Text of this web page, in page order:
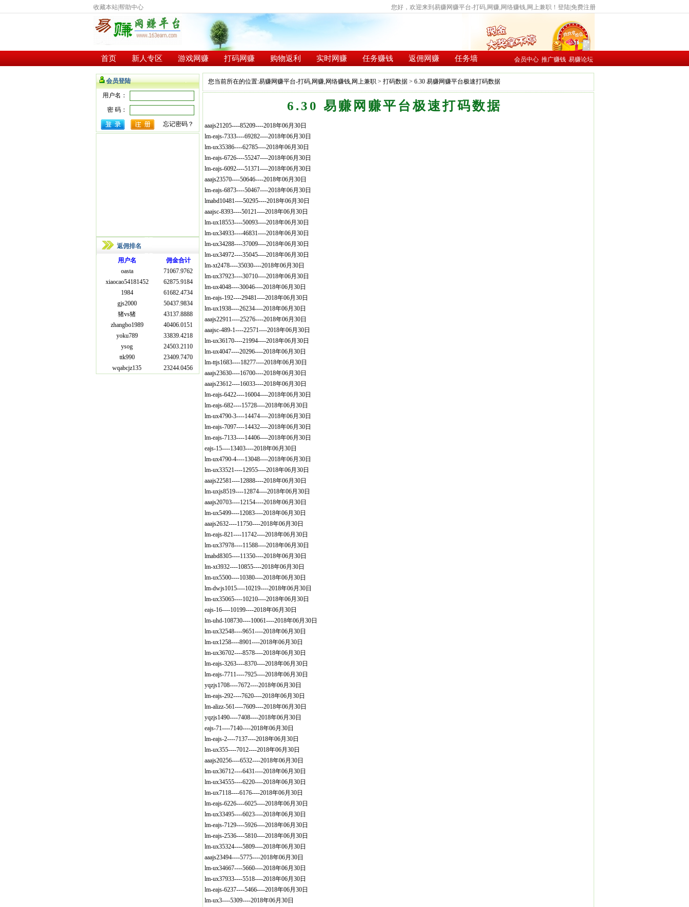
收藏本站帮助中心 您好，欢迎来到易赚网赚平台-打码,网赚,网络赚钱,网上兼职！ 登陆免费注册
首页 新人专区 游戏网赚 打码网赚 购物返利 实时网赚 任务赚钱 返佣网赚 任务墙 会员中心 推广赚钱 易赚论坛
会员登陆
用户名：
密 码：
忘记密码？
返佣排名
用户名
佣金合计
oasta
71067.9762
xiaocao54181452
62875.9184
1984
61682.4734
gjs2000
50437.9834
猪vs猪
43137.8888
zhangbo1989
40406.0151
yoku789
33839.4218
ysog
24503.2110
ttk990
23409.7470
wqabcjz135
23244.0456
您当前所在的位置:易赚网赚平台-打码,网赚,网络赚钱,网上兼职 > 打码数据 > 6.30 易赚网赚平台极速打码数据
6.30 易赚网赚平台极速打码数据
aaajs21205----85209----2018年06月30日
lm-eajs-7333----69282----2018年06月30日
lm-ux35386----62785----2018年06月30日
lm-eajs-6726----55247----2018年06月30日
lm-eajs-6092----51371----2018年06月30日
aaajs23570----50646----2018年06月30日
lm-eajs-6873----50467----2018年06月30日
lmabd10481----50295----2018年06月30日
aaajsc-8393----50121----2018年06月30日
lm-ux18553----50093----2018年06月30日
lm-ux34933----46831----2018年06月30日
lm-ux34288----37009----2018年06月30日
lm-ux34972----35045----2018年06月30日
lm-xt2478----35030----2018年06月30日
lm-ux37923----30710----2018年06月30日
lm-ux4048----30046----2018年06月30日
lm-eajs-192----29481----2018年06月30日
lm-ux1938----26234----2018年06月30日
aaajs22911----25276----2018年06月30日
aaajsc-489-1----22571----2018年06月30日
lm-ux36170----21994----2018年06月30日
lm-ux4047----20296----2018年06月30日
lm-ttjs1683----18277----2018年06月30日
aaajs23630----16700----2018年06月30日
aaajs23612----16033----2018年06月30日
lm-eajs-6422----16004----2018年06月30日
lm-eajs-682----15728----2018年06月30日
lm-ux4790-3----14474----2018年06月30日
lm-eajs-7097----14432----2018年06月30日
lm-eajs-7133----14406----2018年06月30日
eajs-15----13403----2018年06月30日
lm-ux4790-4----13048----2018年06月30日
lm-ux33521----12955----2018年06月30日
aaajs22581----12888----2018年06月30日
lm-uxjs8519----12874----2018年06月30日
aaajs20703----12154----2018年06月30日
lm-ux5499----12083----2018年06月30日
aaajs2632----11750----2018年06月30日
lm-eajs-821----11742----2018年06月30日
lm-ux37978----11588----2018年06月30日
lmabd8305----11350----2018年06月30日
lm-xt3932----10855----2018年06月30日
lm-ux5500----10380----2018年06月30日
lm-dwjs1015----10219----2018年06月30日
lm-ux35065----10210----2018年06月30日
eajs-16----10199----2018年06月30日
lm-uhd-108730----10061----2018年06月30日
lm-ux32548----9651----2018年06月30日
lm-ux1258----8901----2018年06月30日
lm-ux36702----8578----2018年06月30日
lm-eajs-3263----8370----2018年06月30日
lm-eajs-7711----7925----2018年06月30日
yqzjs1708----7672----2018年06月30日
lm-eajs-292----7620----2018年06月30日
lm-alizz-561----7609----2018年06月30日
yqzjs1490----7408----2018年06月30日
eajs-71----7140----2018年06月30日
lm-eajs-2----7137----2018年06月30日
lm-ux355----7012----2018年06月30日
aaajs20256----6532----2018年06月30日
lm-ux36712----6431----2018年06月30日
lm-ux34555----6220----2018年06月30日
lm-ux7118----6176----2018年06月30日
lm-eajs-6226----6025----2018年06月30日
lm-ux33495----6023----2018年06月30日
lm-eajs-7129----5926----2018年06月30日
lm-eajs-2536----5810----2018年06月30日
lm-ux35324----5809----2018年06月30日
aaajs23494----5775----2018年06月30日
lm-ux34667----5660----2018年06月30日
lm-ux37933----5518----2018年06月30日
lm-eajs-6237----5466----2018年06月30日
lm-ux3----5309----2018年06月30日